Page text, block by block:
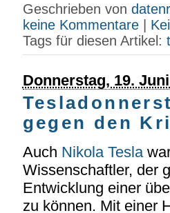
Geschrieben von
keine Kommentare|
Tags für diesen Artikel:
Donnerstag, 19.
gegen den
Auch Nikola Tesla
Wissenschaftler, der
Entwicklung einer
zu können. Mit einer